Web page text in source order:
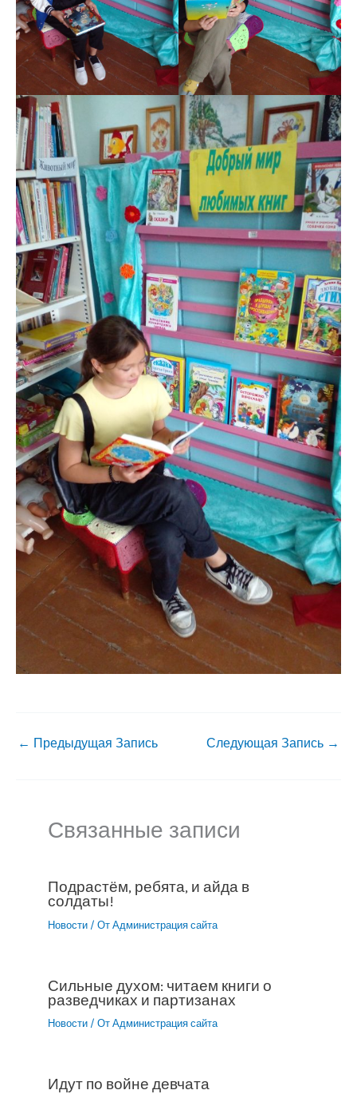
← Предыдущая Запись Следующая Запись →
Связанные записи
Подрастём, ребята, и айда в
солдаты!
Новости / От Администрация сайта
Сильные духом: читаем книги о
разведчиках и партизанах
Новости / От Администрация сайта
Идут по войне девчата